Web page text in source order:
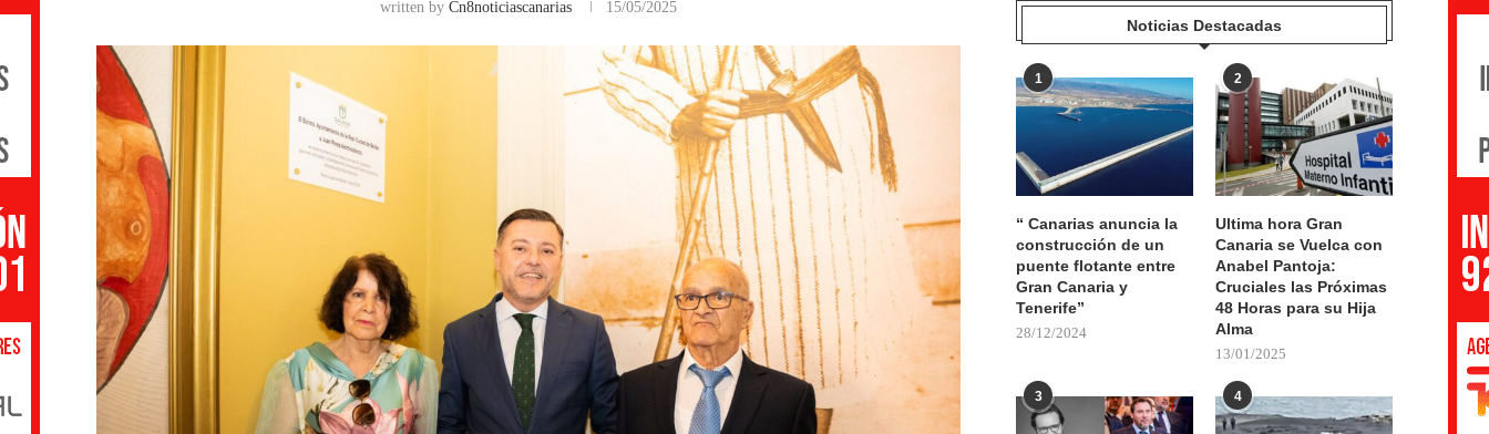
written by Cn8noticiascanarias 15/05/2025
Noticias Destacadas
1
“ Canarias anuncia la
construcción de un
puente flotante entre
Gran Canaria y
Tenerife”
28/12/2024
2
Ultima hora Gran
Canaria se Vuelca con
Anabel Pantoja:
Cruciales las Próximas
48 Horas para su Hija
Alma
13/01/2025
3 4